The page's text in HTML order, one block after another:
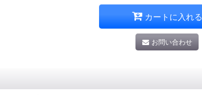
カートに入れる
お問い合わせ